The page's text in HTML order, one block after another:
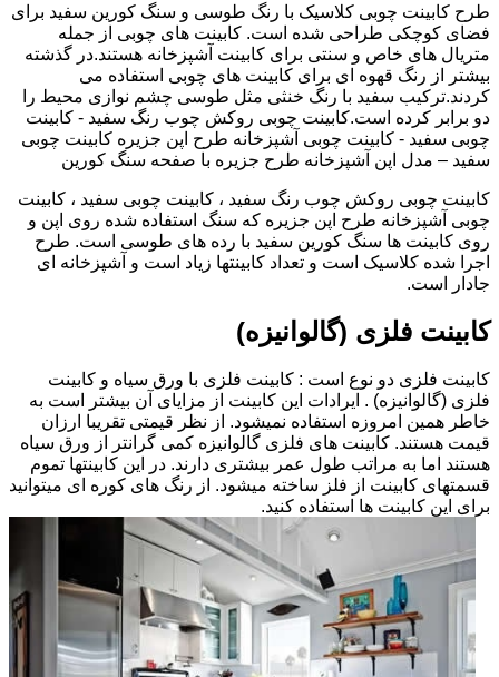
طرح کابینت چوبی کلاسیک با رنگ طوسی و سنگ کورین سفید برای
فضای کوچکی طراحی شده است. کابینت های چوبی از جمله
متریال های خاص و سنتی برای کابینت آشپزخانه هستند.در گذشته
بیشتر از رنگ قهوه ای برای کابینت های چوبی استفاده می
کردند.ترکیب سفید با رنگ خنثی مثل طوسی چشم نوازی محیط را
دو برابر کرده است.کابینت چوبی روکش چوب رنگ سفید - کابینت
چوبی سفید - کابینت چوبی آشپزخانه طرح اپن جزیره کابینت چوبی
سفید – مدل اپن آشپزخانه طرح جزیره با صفحه سنگ کورین
کابینت چوبی روکش چوب رنگ سفید ، کابینت چوبی سفید ، کابینت
چوبی آشپزخانه طرح اپن جزیره که سنگ استفاده شده روی اپن و
روی کابینت ها سنگ کورین سفید با رده های طوسی است. طرح
اجرا شده کلاسیک است و تعداد کابینتها زیاد است و آشپزخانه ای
جادار است.
کابینت فلزی (گالوانیزه)
کابینت فلزی دو نوع است : کابینت فلزی با ورق سیاه و کابینت
فلزی (گالوانیزه) . ایرادات این کابینت از مزایای آن بیشتر است به
خاطر همین امروزه استفاده نمیشود. از نظر قیمتی تقریبا ارزان
قیمت هستند. کابینت های فلزی گالوانیزه کمی گرانتر از ورق سیاه
هستند اما به مراتب طول عمر بیشتری دارند. در این کابینتها تموم
قسمتهای کابینت از فلز ساخته میشود. از رنگ های کوره ای میتوانید
برای این کابینت ها استفاده کنید.